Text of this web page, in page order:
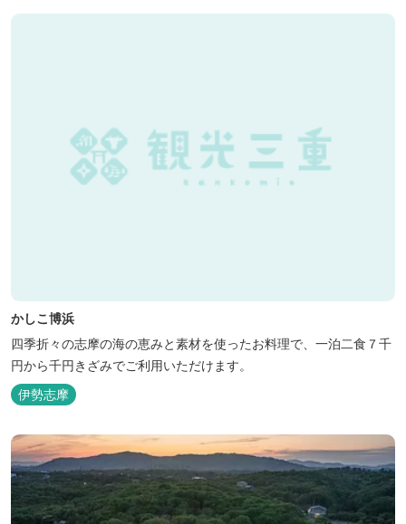
山の湯」は、肌にやさしい美人と健康の湯として大勢のお客様に喜
かしこ博浜
四季折々の志摩の海の恵みと素材を使ったお料理で、一泊二食７千
円から千円きざみでご利用いただけます。
伊勢志摩